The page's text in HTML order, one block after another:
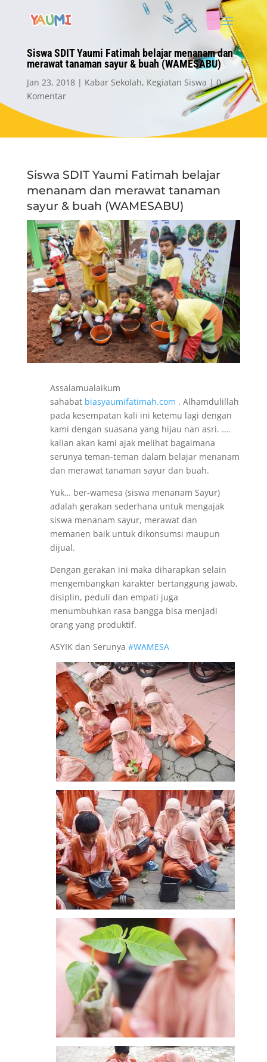
Siswa SDIT Yaumi Fatimah belajar menanam dan
merawat tanaman sayur & buah (WAMESABU)
Jan 23, 2018 Kabar Sekolah, Kegiatan Siswa
0
Komentar
Siswa SDIT Yaumi Fatimah belajar
menanam dan merawat tanaman
sayur & buah (WAMESABU)
Assalamualaikum
sahabat biasyaumifatimah.com , Alhamdulillah
pada kesempatan kali ini ketemu lagi dengan
kami dengan suasana yang hijau nan asri. ….
kalian akan kami ajak melihat bagaimana
serunya teman-teman dalam belajar menanam
dan merawat tanaman sayur dan buah.
Yuk… ber-wamesa (siswa menanam Sayur)
adalah gerakan sederhana untuk mengajak
siswa menanam sayur, merawat dan
memanen baik untuk dikonsumsi maupun
dijual.
Dengan gerakan ini maka diharapkan selain
mengembangkan karakter bertanggung jawab,
disiplin, peduli dan empati juga
menumbuhkan rasa bangga bisa menjadi
orang yang produktif.
ASYIK dan Serunya#WAMESA